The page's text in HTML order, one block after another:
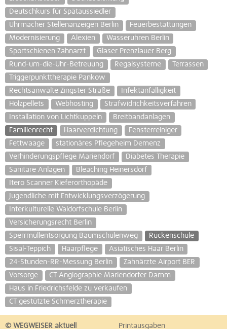
Deutschkurs für Spätaussiedler
Uhrmacher Stellenanzeigen Berlin
Feuerbestattungen
Modernisierung
Alexien
Wasseruhren Berlin
Sportschienen Zahnarzt
Glaser Prenzlauer Berg
Rund-um-die-Uhr-Betreuung
Regalsysteme
Terrassen
Triggerpunkttherapie Pankow
Rechtsanwälte Zingster Straße
Infektanfälligkeit
Holzpellets
Webhosting
Strafwidrichkeitsverfahren
Installation von Lichtkuppeln
Breitbandanlagen
Familienrecht
Haarverdichtung
Fensterreiniger
Fettwaage
stationäres Pflegeheim Demenz
Verhinderungspflege Mariendorf
Diabetes Therapie
Sanitäre Anlagen
Bleaching Heinersdorf
Itero Scanner Kieferorthopäde
Jugendliche mit Entwicklungsverzögerung
Interkulturelle Waldorfschule Berlin
Versicherungsrecht Berlin
Sperrmüllentsorgung Baumschulenweg
Rückenschule
Sisal-Teppich
Haarpflege
Asiatisches Haar Berlin
24-Stunden-RR-Messung Berlin
Zahnärzte Airport BER
Vorsorge
CT-Angiographie Mariendorfer Damm
Haus in Friedrichsfelde zu verkaufen
CT gestützte Schmerztherapie
© WEGWEISER aktuell Printausgaben